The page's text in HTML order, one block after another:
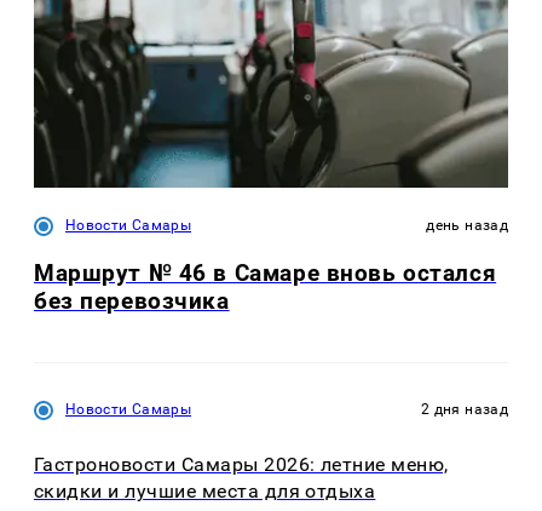
Новости Самары день назад
Маршрут № 46 в Самаре вновь остался
без перевозчика
Новости Самары 2 дня назад
Гастроновости Самары 2026: летние меню,
скидки и лучшие места для отдыха